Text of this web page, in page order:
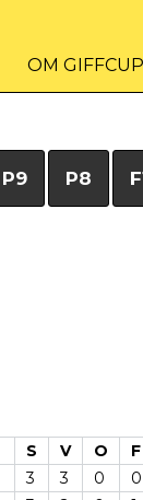
OM
P9 P8
S V O F
3 3 0 0